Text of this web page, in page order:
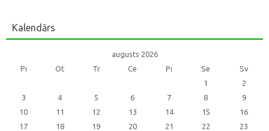
Kalendārs
augusts 2026
Pi
Ot Tr Ce Pi Se
Sv
1
2
3
4 5 6 7 8
9
10
11 12 13 14 15
16
17
18 19 20 21 22
23